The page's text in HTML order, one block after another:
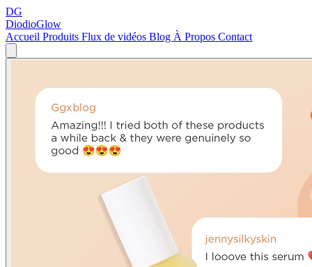
DG
DiodioGlow
Accueil Produits Flux de vidéos Blog À Propos Contact